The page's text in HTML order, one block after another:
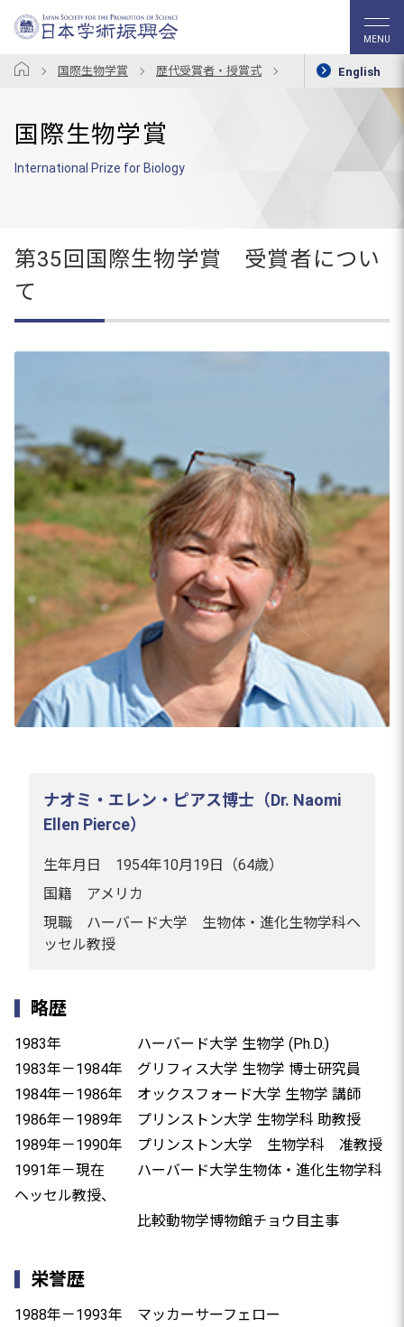
MENU
国際生物学賞 歴代受賞者・授賞式 第35回国際生物学
English
国際生物学賞
International Prize for Biology
第35回国際生物学賞 受賞者につい
て
ナオミ・エレン・ピアス博士（Dr. Naomi
Ellen Pierce）
生年月日 1954年10月19日（64歳）
国籍 アメリカ
現職 ハーバード大学 生物体・進化生物学科ヘ
ッセル教授
略歴
1983年 ハーバード大学 生物学 (Ph.D.)
1983年－1984年 グリフィス大学 生物学 博士研究員
1984年－1986年 オックスフォード大学 生物学 講師
1986年－1989年 プリンストン大学 生物学科 助教授
1989年－1990年 プリンストン大学 生物学科 准教授
1991年－現在 ハーバード大学生物体・進化生物学科
ヘッセル教授、
比較動物学博物館チョウ目主事
栄誉歴
1988年－1993年 マッカーサーフェロー